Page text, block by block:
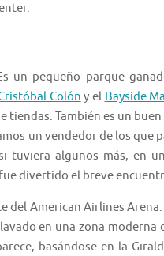
un pequeño parque
Colón y el Bayside
También es un
un vendedor de los que
tuviera algunos más, en
divertido el breve
American Airlines Arena.
en una zona moderna
basándose en la